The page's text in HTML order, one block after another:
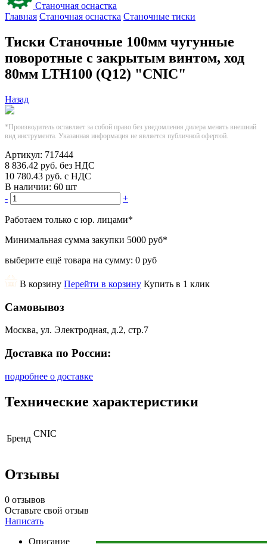
Станочная оснастка
Главная Станочная оснастка Станочные тиски
Тиски Станочные 100мм чугунные
поворотные с закрытым винтом, ход
80мм LTH100 (Q12) "CNIC"
Назад
*Производитель оставляет за собой право без уведомления дилера менять внешний
вид инструмента. Указанная информация не является публичной офертой.
Артикул: 717444
8 836.42 руб. без НДС
10 780.43 руб. с НДС
В наличии: 60 шт
-
+
Работаем только с юр. лицами*
Минимальная сумма закупки 5000 руб*
выберите ещё товара на сумму: 0 руб
В корзину Перейти в корзину Купить в 1 клик
Самовывоз
Москва, ул. Электродная, д.2, стр.7
Доставка по России:
подробнее о доставке
Технические характеристики
Бренд CNIC
Отзывы
0 отзывов
Оставьте свой отзыв
Написать
Описание